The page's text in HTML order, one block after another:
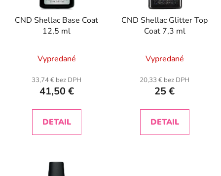
CND Shellac Base Coat
12,5 ml
Vypredané
33,74 € bez DPH
41,50 €
DETAIL
CND Shellac Glitter Top
Coat 7,3 ml
Vypredané
20,33 € bez DPH
25 €
DETAIL